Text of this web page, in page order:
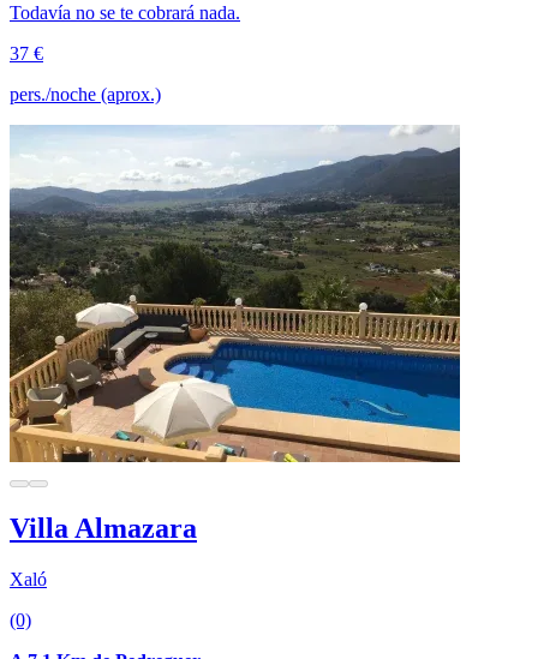
Todavía no se te cobrará nada.
37 €
pers./noche (aprox.)
Villa Almazara
Xaló
(0)